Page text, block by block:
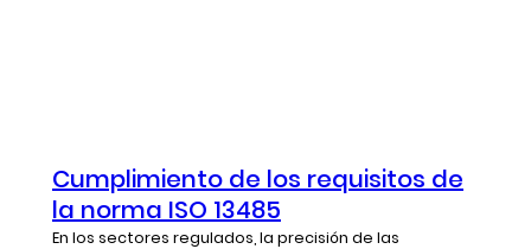
Cumplimiento de los requisitos de
la norma ISO 13485
En los sectores regulados, la precisión de las